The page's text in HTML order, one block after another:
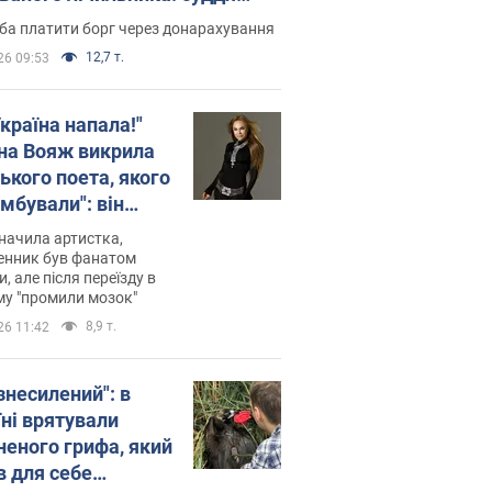
неочікуване рішення
платити борг через донарахування
09:53 12,7 т.
напала!"
Вояж викрила
поета, якого
він
російської не
тепер хоче
українців
артистка,
був фанатом
але після переїзду в
"промили мозок"
11:42 8,9 т.
в
врятували
грифа, який
для себе